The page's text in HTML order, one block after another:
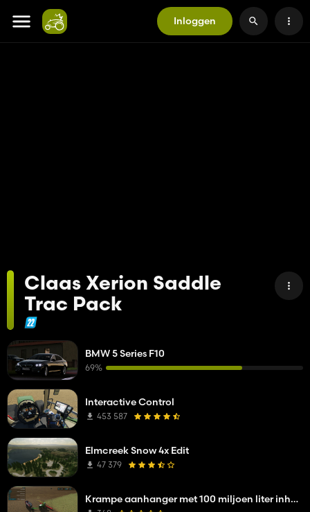
Inloggen
Claas Xerion Saddle
Trac Pack
BMW 5 Series F10
69%
Interactive Control
453 587
Elmcreek Snow 4x Edit
47 379
Krampe aanhanger met 100 miljoen liter inhoud